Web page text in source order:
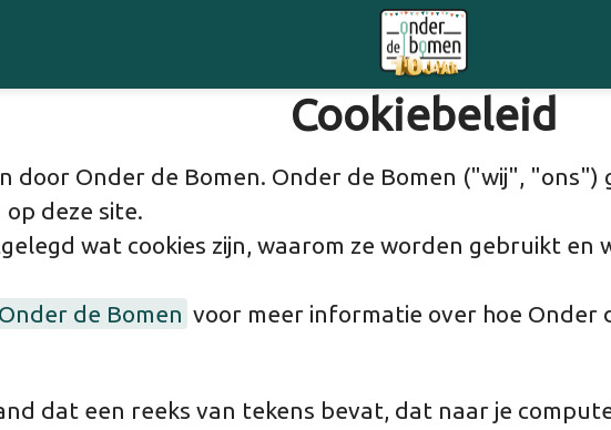
Cookiebeleid
door Onder de Bomen. Onder de Bomen ("wij",
deze site.
wat cookies zijn, waarom ze worden gebruikt
de Bomen voor meer informatie over hoe Onder
dat een reeks van tekens bevat, dat naar je